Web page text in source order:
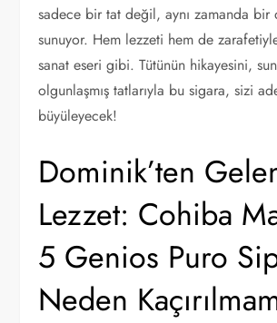
sadece bir tat değil, aynı zamanda bir
sunuyor. Hem lezzeti hem de
sanat eseri gibi. Tütünün hikayesini,
olgunlaşmış tatlarıyla bu sigara, sizi
büyüleyecek!
Dominik’ten
Lezzet: Cohiba
5 Genios Puro
Neden